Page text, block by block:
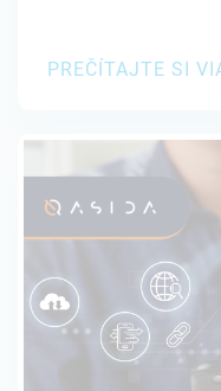
PREČÍTAJTE SI